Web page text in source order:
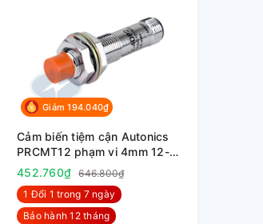
Giảm 194.040₫
Cảm biến tiệm cận Autonics
PRCMT12 phạm vi 4mm 12-
24VDC
452.760₫
646.800₫
1 Đổi 1 trong 7 ngày
Bảo hành 12 tháng